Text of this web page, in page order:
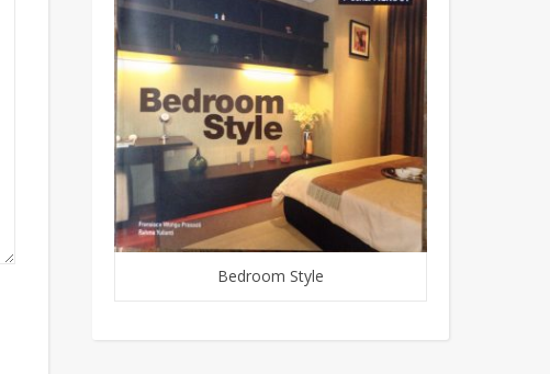
Bedroom Style